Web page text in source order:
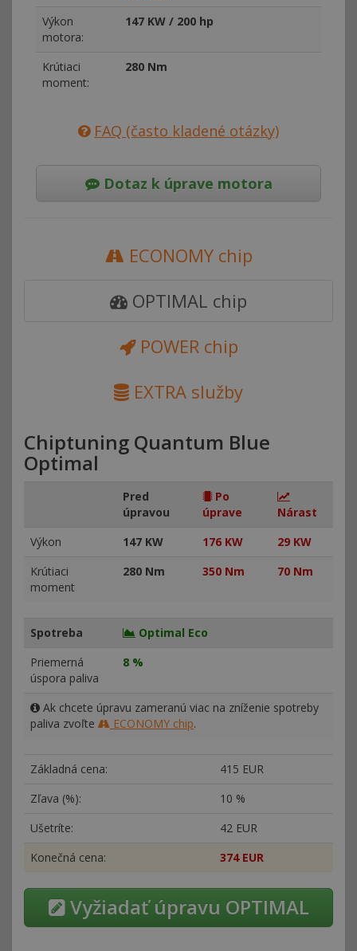
Výkon
motora:
147 KW / 200 hp
Krútiaci
moment:
280 Nm
FAQ (často kladené otázky)
Dotaz k úprave motora
ECONOMY chip
OPTIMAL chip
POWER chip
EXTRA služby
Chiptuning Quantum Blue
Optimal
Pred
úpravou
Po
úprave
Nárast
Výkon
147 KW 176 KW
29 KW
Krútiaci
moment
280 Nm 350 Nm 70 Nm
Spotreba
Optimal Eco
Priemerná
úspora paliva
8 %
Ak chcete úpravu zameranú viac na zníženie spotreby
paliva zvoľte
ECONOMY chip.
Základná cena:
415 EUR
Zľava (%):
10 %
Ušetríte:
42 EUR
Konečná cena:
374 EUR
Vyžiadať úpravu OPTIMAL